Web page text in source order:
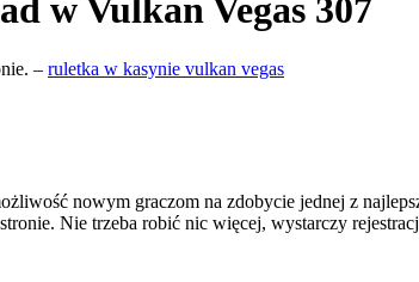
w Vulkan Vegas 307
– ruletka w kasynie vulkan vegas
nowym graczom na zdobycie jednej z
Nie trzeba robić nic więcej, wystarczy